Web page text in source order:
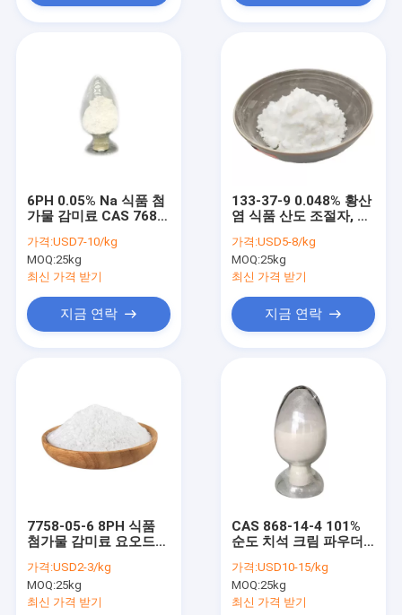
우리에 대하여
인용문을 요구하세요
6PH 0.05% Na 식품 첨
가물 감미료 CAS 7681-
화물
가격:USD7-10/kg
MOQ:25kg
최신 가격 받기
지금 연락
133-37-9 0.048% 황산
염 식품 산도 조절자, DL
가격:USD5-8/kg
MOQ:25kg
최신 가격 받기
지금 연락
7758-05-6 8PH 식품
첨가물 감미료 요오드산
가격:USD2-3/kg
MOQ:25kg
최신 가격 받기
CAS 868-14-4 101%
순도 치석 크림 파우더,
칼륨
가격:USD10-15/kg
MOQ:25kg
최신 가격 받기